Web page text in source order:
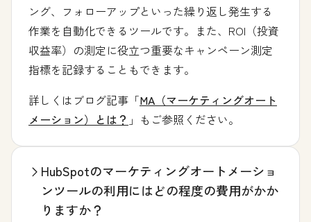
ング、フォローアップといった繰り返し発生する
作業を自動化できるツールです。また、ROI（投資
収益率）の測定に役立つ重要なキャンペーン測定
指標を記録することもできます。
詳しくはブログ記事「MA（マーケティングオート
メーション）とは？ 」もご参照ください。
HubSpotのマーケティングオートメーショ
ンツールの利用にはどの程度の費用がかか
りますか？